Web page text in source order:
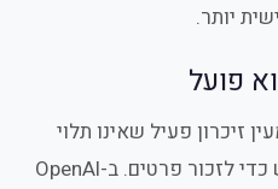
יותר.
פועל
זיכרון פעיל שאינו תלוי
בהוראות מפורשות מהמשתמש כדי לזכור פרטים. ב-OpenAI